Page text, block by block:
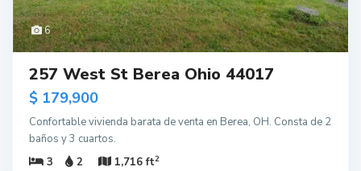
6
257 West St Berea Ohio 44017
$ 179,900
Confortable vivienda barata de venta en Berea, OH. Consta de 2
baños y 3 cuartos.
3
2 1,716 ft2